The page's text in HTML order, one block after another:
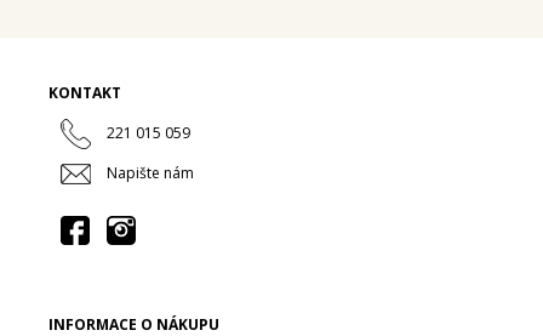
KONTAKT
221 015 059
Napište nám
INFORMACE O NÁKUPU